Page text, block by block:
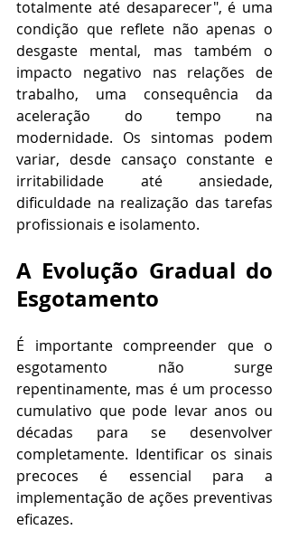
totalmente até desaparecer", é uma
condição que reflete não apenas o
desgaste mental, mas também o
impacto negativo nas relações de
trabalho, uma consequência da
aceleração do tempo na
modernidade. Os sintomas podem
variar, desde cansaço constante e
irritabilidade até ansiedade,
dificuldade na realização das tarefas
profissionais e isolamento.
A Evolução Gradual do
Esgotamento
É importante compreender que o
esgotamento não surge
repentinamente, mas é um processo
cumulativo que pode levar anos ou
décadas para se desenvolver
completamente. Identificar os sinais
precoces é essencial para a
implementação de ações preventivas
eficazes.